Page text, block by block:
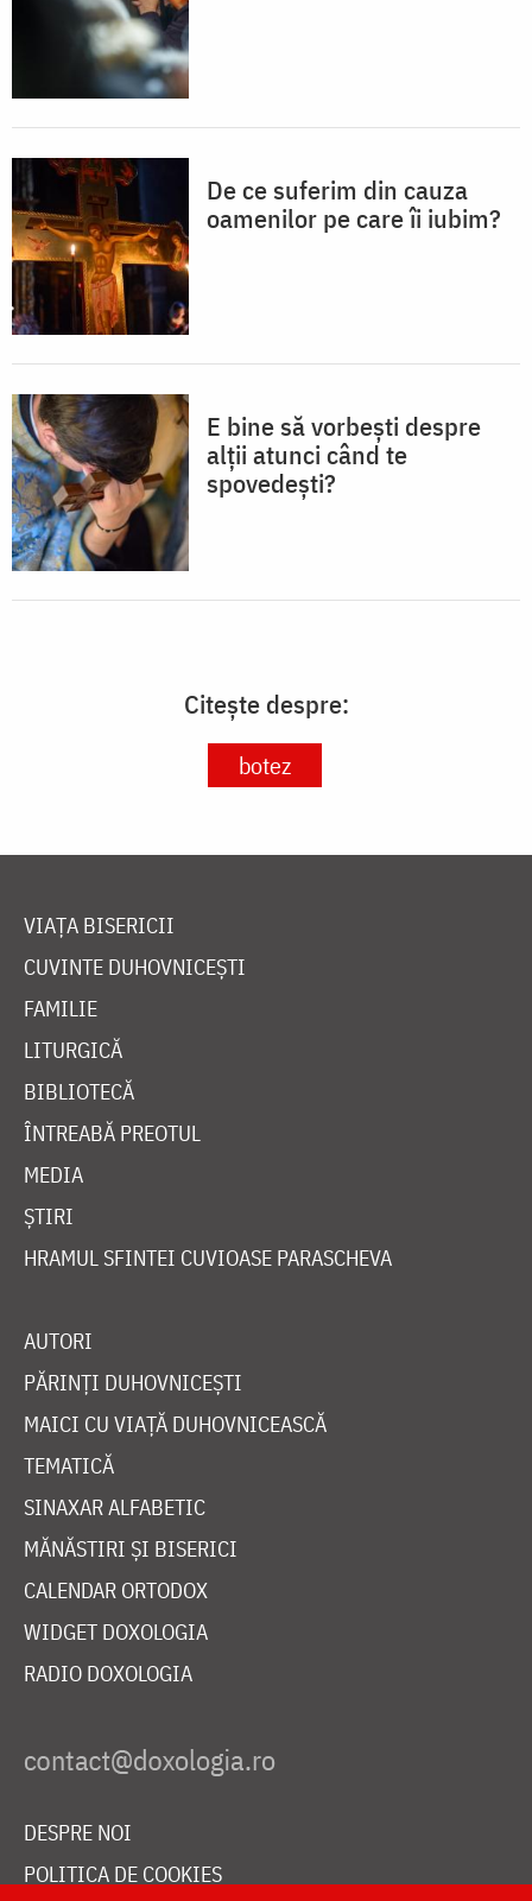
De ce suferim din cauza
oamenilor pe care îi iubim?
E bine să vorbești despre
alții atunci când te
spovedești?
Citește despre:
botez
VIAȚA BISERICII
CUVINTE DUHOVNICEȘTI
FAMILIE
LITURGICĂ
BIBLIOTECĂ
ÎNTREABĂ PREOTUL
MEDIA
ȘTIRI
HRAMUL SFINTEI CUVIOASE PARASCHEVA
AUTORI
PĂRINȚI DUHOVNICEȘTI
MAICI CU VIAȚĂ DUHOVNICEASCĂ
TEMATICĂ
SINAXAR ALFABETIC
MĂNĂSTIRI ȘI BISERICI
CALENDAR ORTODOX
WIDGET DOXOLOGIA
RADIO DOXOLOGIA
DESPRE NOI
POLITICA DE COOKIES